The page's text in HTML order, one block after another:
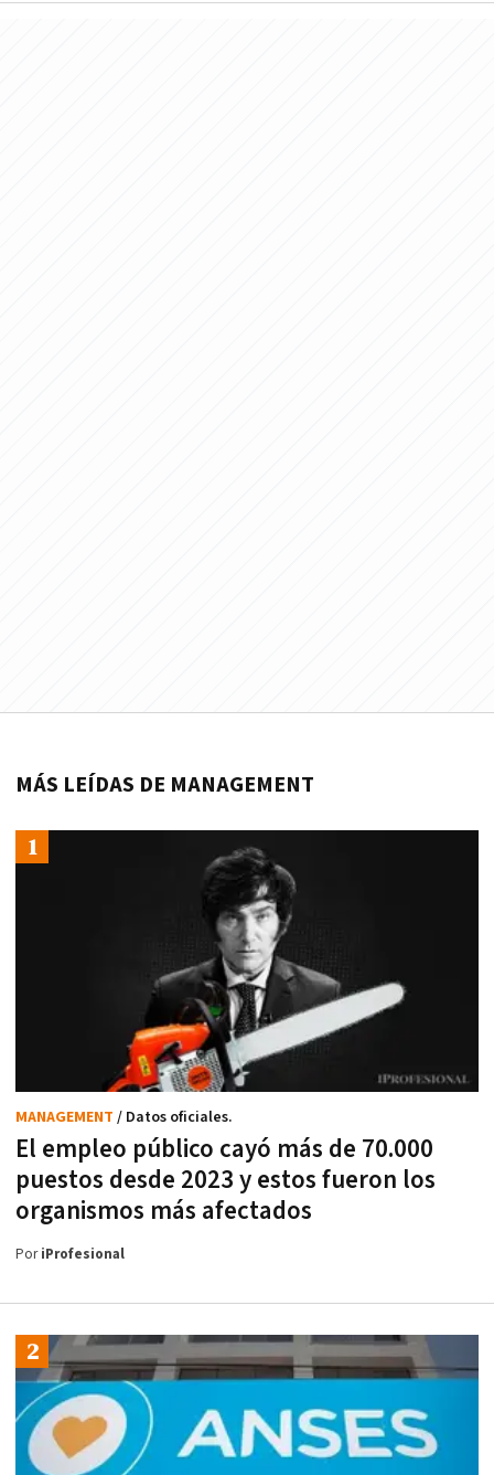
MÁS LEÍDAS DE MANAGEMENT
El empleo público cayó más de 70.000
puestos desde 2023 y estos fueron los
organismos más afectados
MANAGEMENT / Datos oficiales.
PoriProfesional